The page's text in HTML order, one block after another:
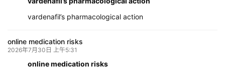
vardenafil’s pharmacological action
online medication risks
2026年7月30日 上午5:31
online medication risks